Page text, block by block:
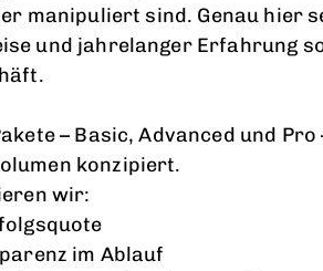
manipuliert sind. Genau hier
und jahrelanger Erfahrung
– Basic, Advanced und
konzipiert.
wir:
im Ablauf